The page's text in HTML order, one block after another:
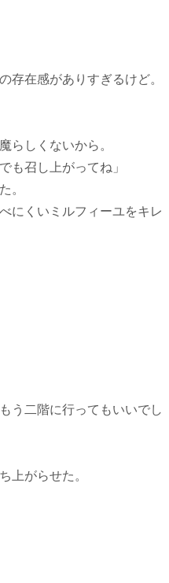
在感がありすぎるけど。
しくないから。
も召し上がってね」
。
にくいミルフィーユをキレ
う二階に行ってもいいでし
がらせた。